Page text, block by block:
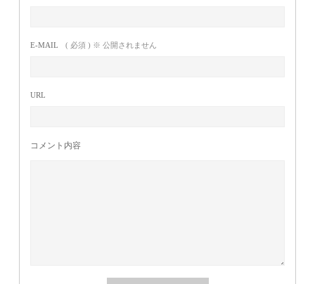
E-MAIL ( 必須 ) ※ 公開されません
URL
コメント内容